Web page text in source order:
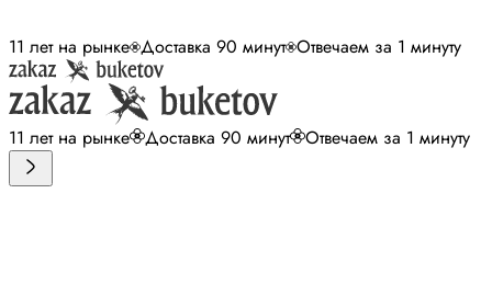
11 лет на рынке Доставка 90 минут Отвечаем за 1 минуту
11 лет на рынке Доставка 90 минут Отвечаем за 1 минуту